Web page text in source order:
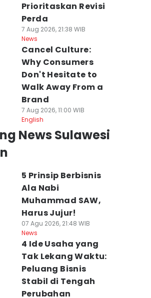
Prioritaskan Revisi
Perda
7 Aug 2026, 21:38 WIB
News
Cancel Culture:
Why Consumers
Don't Hesitate to
Walk Away From a
Brand
7 Aug 2026, 11:00 WIB
English
News Sulawesi
5 Prinsip Berbisnis
Ala Nabi
Muhammad SAW,
Harus Jujur!
07 Agu 2026, 21:48 WIB
News
4 Ide Usaha yang
Tak Lekang Waktu:
Peluang Bisnis
Stabil di Tengah
Perubahan